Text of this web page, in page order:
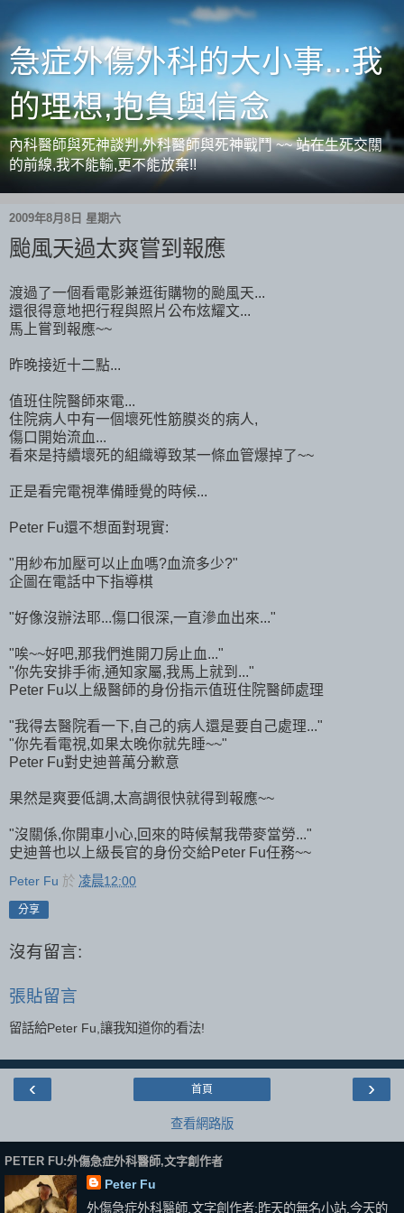
急症外傷外科的大小事...我
的理想,抱負與信念
內科醫師與死神談判,外科醫師與死神戰鬥 ~~ 站在生死交關
的前線,我不能輸,更不能放棄!!
2009年8月8日 星期六
颱風天過太爽嘗到報應
渡過了一個看電影兼逛街購物的颱風天...
還很得意地把行程與照片公布炫耀文...
馬上嘗到報應~~
昨晚接近十二點...
值班住院醫師來電...
住院病人中有一個壞死性筋膜炎的病人,
傷口開始流血...
看來是持續壞死的組織導致某一條血管爆掉了~~
正是看完電視準備睡覺的時候...
Peter Fu還不想面對現實:
"用紗布加壓可以止血嗎?血流多少?"
企圖在電話中下指導棋
"好像沒辦法耶...傷口很深,一直滲血出來..."
"唉~~好吧,那我們進開刀房止血..."
"你先安排手術,通知家屬,我馬上就到..."
Peter Fu以上級醫師的身份指示值班住院醫師處理
"我得去醫院看一下,自己的病人還是要自己處理..."
"你先看電視,如果太晚你就先睡~~"
Peter Fu對史迪普萬分歉意
果然是爽要低調,太高調很快就得到報應~~
"沒關係,你開車小心,回來的時候幫我帶麥當勞..."
史迪普也以上級長官的身份交給Peter Fu任務~~
Peter Fu 於 凌晨12:00
分享
沒有留言:
張貼留言
留話給Peter Fu,讓我知道你的看法!
‹ ›
首頁
查看網路版
PETER FU:外傷急症外科醫師,文字創作者
Peter Fu
外傷急症外科醫師,文字創作者;昨天的無名小站,今天的